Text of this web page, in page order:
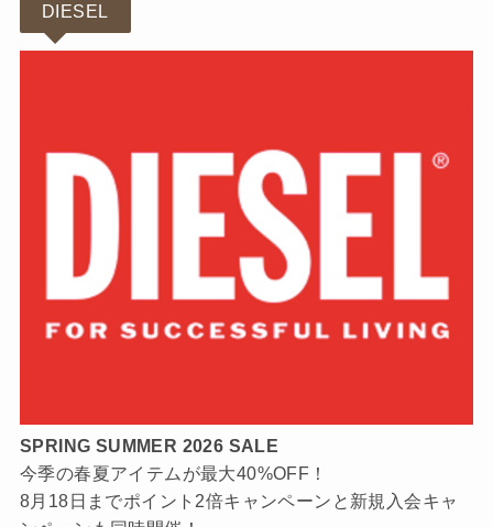
DIESEL
SPRING SUMMER 2026 SALE
今季の春夏アイテムが最大40%OFF！
8月18日までポイント2倍キャンペーンと新規入会キャ